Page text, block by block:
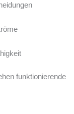
funktionierende